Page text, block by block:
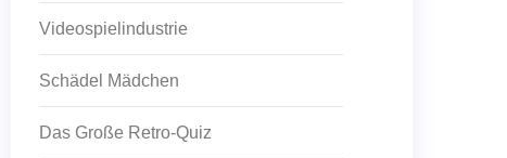
Videospielindustrie
Schädel Mädchen
Das Große Retro-Quiz